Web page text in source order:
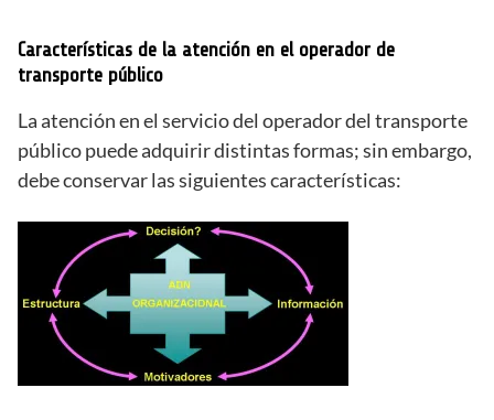
Características de la atención en el operador de
transporte público
La atención en el servicio del operador del transporte
público puede adquirir distintas formas; sin embargo,
debe conservar las siguientes características: